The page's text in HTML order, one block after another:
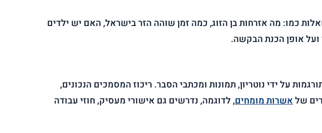
כמו: מה אזרחות בן הזוג, כמה זמן שוהה הזר בישראל, האם יש ילדים
אופן הכנת הבקשה.
על ידי נוטריון, תמונות ומכתבי הסבר. ריכוז המסמכים הנכונים,
שלאשרות מומחים, לדוגמה, נדרשים גם אישורי מעסיק, חוזי עבודה